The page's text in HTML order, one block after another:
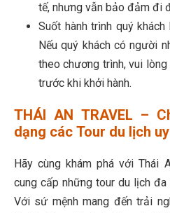
tế, nhưng vẫn bảo đảm đi
Suốt hành trình quý
Nếu quý khách có người
theo chương trình, vui
trước khi khởi hành.
THÁI AN TRAVEL –
dạng các Tour du lịch
Hãy cùng khám phá với Thái
cung cấp những tour du lịch
Với sứ mệnh mang đến trải